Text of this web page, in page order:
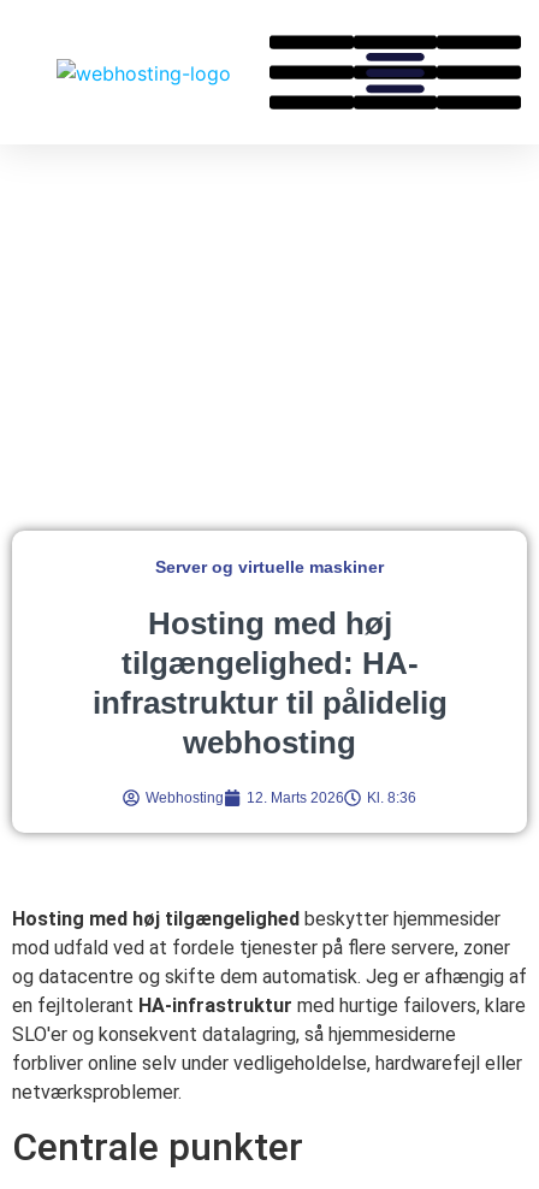
Server og virtuelle maskiner
Hosting med høj
tilgængelighed: HA-
infrastruktur til pålidelig
webhosting
Webhosting 12. Marts 2026 Kl. 8:36
Hosting med høj tilgængelighed beskytter hjemmesider
mod udfald ved at fordele tjenester på flere servere, zoner
og datacentre og skifte dem automatisk. Jeg er afhængig af
en fejltolerant HA-infrastruktur med hurtige failovers, klare
SLO'er og konsekvent datalagring, så hjemmesiderne
forbliver online selv under vedligeholdelse, hardwarefejl eller
netværksproblemer.
Centrale punkter